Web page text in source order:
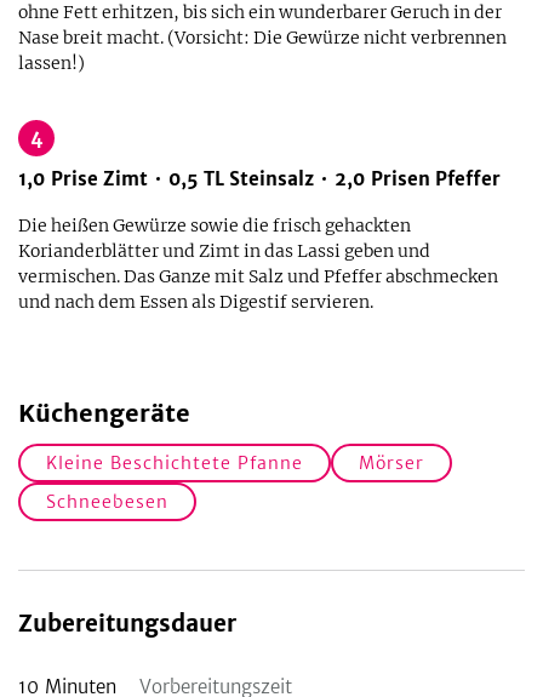
ohne Fett erhitzen, bis sich ein wunderbarer Geruch in der
Nase breit macht. (Vorsicht: Die Gewürze nicht verbrennen
lassen!)
4
1,0 Prise Zimt 0,5 TL Steinsalz 2,0 Prisen Pfeffer
Die heißen Gewürze sowie die frisch gehackten
Korianderblätter und Zimt in das Lassi geben und
vermischen. Das Ganze mit Salz und Pfeffer abschmecken
und nach dem Essen als Digestif servieren.
Küchengeräte
Kleine Beschichtete Pfanne
Mörser
Schneebesen
Zubereitungsdauer
10 Minuten Vorbereitungszeit